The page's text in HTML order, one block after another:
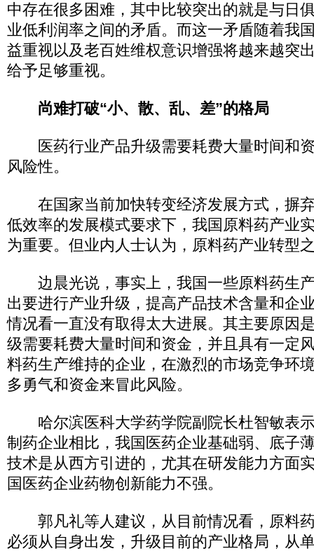
中存在很多困难，其中比较突出的就是与日
业低利润率之间的矛盾。而这一矛盾随着我
益重视以及老百姓维权意识增强将越来越突
给予足够重视。
尚难打破“小、散、乱、差”的格局
医药行业产品升级需要耗费大量时间和
风险性。
在国家当前加快转变经济发展方式，摒
低效率的发展模式要求下，我国原料药产业
为重要。但业内人士认为，原料药产业转型
边晨光说，事实上，我国一些原料药生
出要进行产业升级，提高产品技术含量和企
情况看一直没有取得太大进展。其主要原因
级需要耗费大量时间和资金，并且具有一定
料药生产维持的企业，在激烈的市场竞争环
多勇气和资金来冒此风险。
哈尔滨医科大学药学院副院长杜智敏表
制药企业相比，我国医药企业基础弱、底子
技术是从西方引进的，尤其在研发能力方面
国医药企业药物创新能力不强。
郭凡礼等人建议，从目前情况看，原料
必须从自身出发，升级目前的产业格局，从